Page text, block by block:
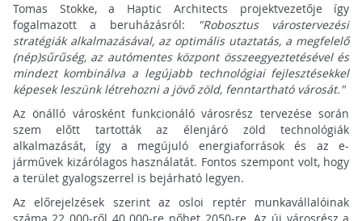
Tomas Stokke, a Haptic Architects projektvezetője így
fogalmazott a beruházásról:
"Robosztus várostervezési
stratégiák alkalmazásával, az optimális utaztatás, a megfelelő
(nép)sűrűség, az autómentes központ összeegyeztetésével és
mindezt kombinálva a legújabb technológiai fejlesztésekkel
képesek leszünk létrehozni a jövő zöld, fenntartható városát."
Az önálló városként funkcionáló városrész tervezése során
szem előtt tartották az élenjáró zöld technológiák
alkalmazását, így a megújuló energiaforrások és az e-
járművek kizárólagos használatát. Fontos szempont volt, hogy
a terület gyalogszerrel is bejárható legyen.
Az előrejelzések szerint az osloi reptér munkavállalóinak